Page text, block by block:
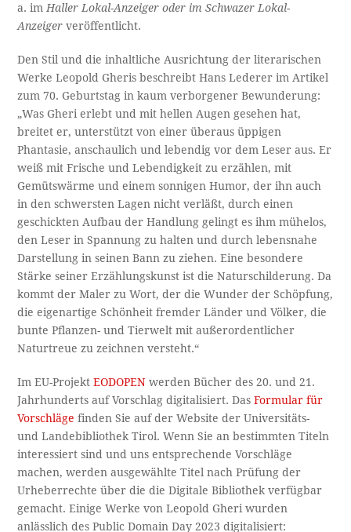
a. im Haller Lokal-Anzeiger oder im Schwazer Lokal-
Anzeigerveröffentlicht.
Den Stil und die inhaltliche Ausrichtung der literarischen
Werke Leopold Gheris beschreibt Hans Lederer im Artikel
zum 70. Geburtstag in kaum verborgener Bewunderung:
„Was Gheri erlebt und mit hellen Augen gesehen hat,
breitet er, unterstützt von einer überaus üppigen
Phantasie, anschaulich und lebendig vor dem Leser aus. Er
weiß mit Frische und Lebendigkeit zu erzählen, mit
Gemütswärme und einem sonnigen Humor, der ihn auch
in den schwersten Lagen nicht verläßt, durch einen
geschickten Aufbau der Handlung gelingt es ihm mühelos,
den Leser in Spannung zu halten und durch lebensnahe
Darstellung in seinen Bann zu ziehen. Eine besondere
Stärke seiner Erzählungskunst ist die Naturschilderung. Da
kommt der Maler zu Wort, der die Wunder der Schöpfung,
die eigenartige Schönheit fremder Länder und Völker, die
bunte Pflanzen- und Tierwelt mit außerordentlicher
Naturtreue zu zeichnen versteht.“
Im EU-ProjektEODOPEN werden Bücher des 20. und 21.
Jahrhunderts auf Vorschlag digitalisiert. DasFormular für
Vorschläge finden Sie auf der Website der Universitäts-
und Landebibliothek Tirol. Wenn Sie an bestimmten Titeln
interessiert sind und uns entsprechende Vorschläge
machen, werden ausgewählte Titel nach Prüfung der
Urheberrechte über die die Digitale Bibliothek verfügbar
gemacht. Einige Werke von Leopold Gheri wurden
anlässlich des Public Domain Day 2023 digitalisiert: